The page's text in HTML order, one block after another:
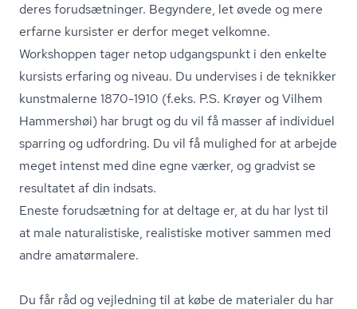
deres forudsætninger. Begyndere, let øvede og mere
erfarne kursister er derfor meget velkomne.
Workshoppen tager netop udgangspunkt i den enkelte
kursists erfaring og niveau. Du undervises i de teknikker
kunstmalerne 1870-1910 (f.eks. P.S. Krøyer og Vilhem
Hammershøi) har brugt og du vil få masser af individuel
sparring og udfordring. Du vil få mulighed for at arbejde
meget intenst med dine egne værker, og gradvist se
resultatet af din indsats.
Eneste forudsætning for at deltage er, at du har lyst til
at male naturalistiske, realistiske motiver sammen med
andre amatørmalere.
Du får råd og vejledning til at købe de materialer du har